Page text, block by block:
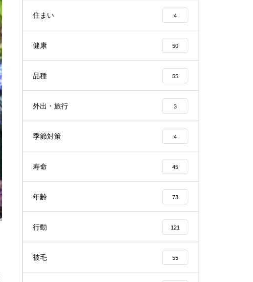
住まい 4
健康 50
品種 55
外出・旅行 3
季節対策 4
寿命 45
年齢 73
行動 121
被毛 55